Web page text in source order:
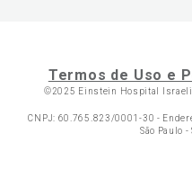
Termos de Uso e
©2025 Einstein Hospital
CNPJ: 60.765.823/0001-30 -
São Paulo